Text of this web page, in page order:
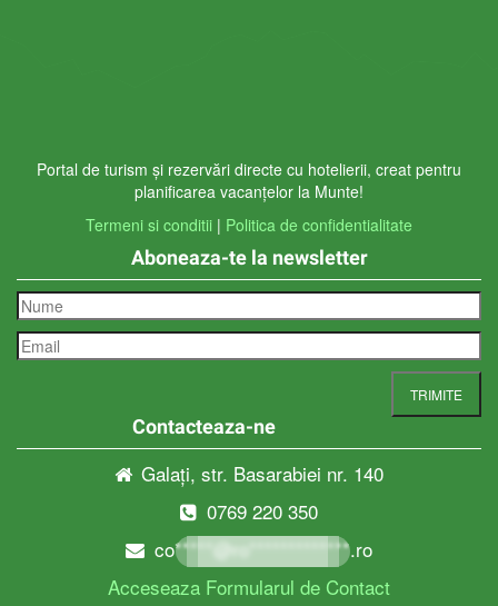
Portal de turism și rezervări directe cu hotelierii, creat pentru
planificarea vacanțelor la Munte!
Termeni si conditii | Politica de confidentialitate
Aboneaza-te la newsletter
Contacteaza-ne
Galați, str. Basarabiei nr. 140
0769 220 350
co*****@ro*************.ro
Acceseaza Formularul de Contact